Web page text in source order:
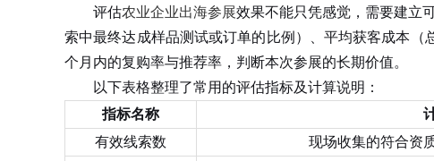
评估农业企业出海参展效果不能只凭感觉，需要建立
索中最终达成样品测试或订单的比例）、平均获客成本
个月内的复购率与推荐率，判断本次参展的长期价值。
以下表格整理了常用的评估指标及计算说明：
指标名称
有效线索数
现场收集的符合资